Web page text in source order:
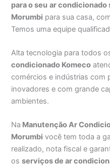
para o seu ar condicionado
Morumbi para sua casa,
Temos uma equipe
Alta tecnologia para todos
condicionado Komeco
comércios e indústrias com
inovadores e com grande
ambientes.
Na Manutenção Ar
Morumbi você tem toda a
realizado, nota fiscal e
osserviços de ar